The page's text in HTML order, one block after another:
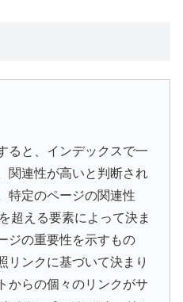
ると、インデックスで一
関連性が高いと判断され
特定のページの関連性
超える要素によって決ま
ジの重要性を示すもの
リンクに基づいて決まり
からの個々のリンクがサ